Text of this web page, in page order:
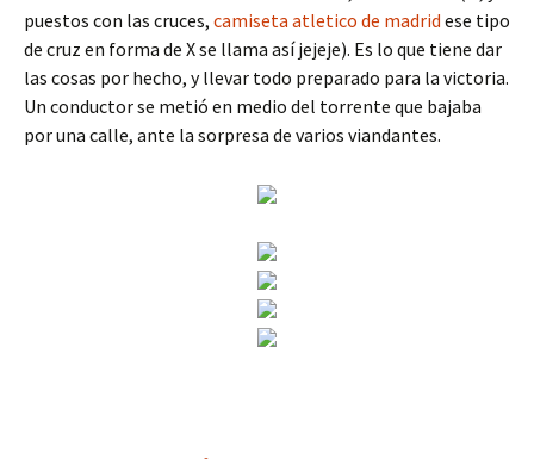
puestos con las cruces, camiseta atletico de madrid ese tipo
de cruz en forma de X se llama así jejeje). Es lo que tiene dar
las cosas por hecho, y llevar todo preparado para la victoria.
Un conductor se metió en medio del torrente que bajaba
por una calle, ante la sorpresa de varios viandantes.